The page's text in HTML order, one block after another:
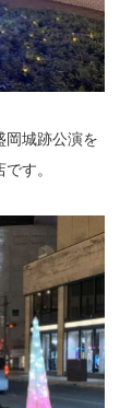
岡城跡公演を
す。